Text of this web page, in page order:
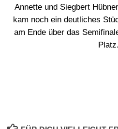
Annette und Siegbert
kam noch ein deutliches
am Ende über das
Platz.